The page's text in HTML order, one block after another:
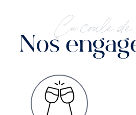
Ça coule de
Nos